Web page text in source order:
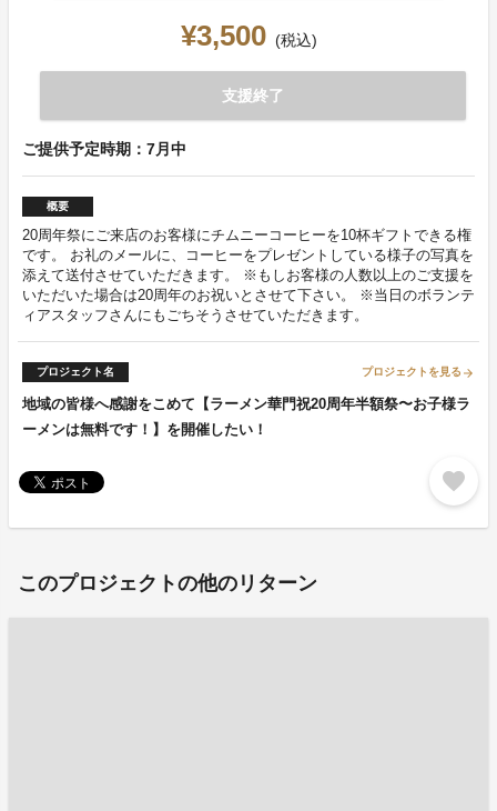
¥3,500 (税込)
支援終了
ご提供予定時期：7月中
概要
20周年祭にご来店のお客様にチムニーコーヒーを10杯ギフトできる権
です。 お礼のメールに、コーヒーをプレゼントしている様子の写真を
添えて送付させていただきます。 ※もしお客様の人数以上のご支援を
いただいた場合は20周年のお祝いとさせて下さい。 ※当日のボランテ
ィアスタッフさんにもごちそうさせていただきます。
プロジェクト名 プロジェクトを見る arrow_forward
地域の皆様へ感謝をこめて【ラーメン華門祝20周年半額祭〜お子様ラ
ーメンは無料です！】を開催したい！
favorite
このプロジェクトの他のリターン